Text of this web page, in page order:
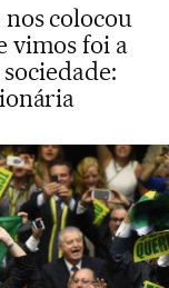
colocou
vimos foi a